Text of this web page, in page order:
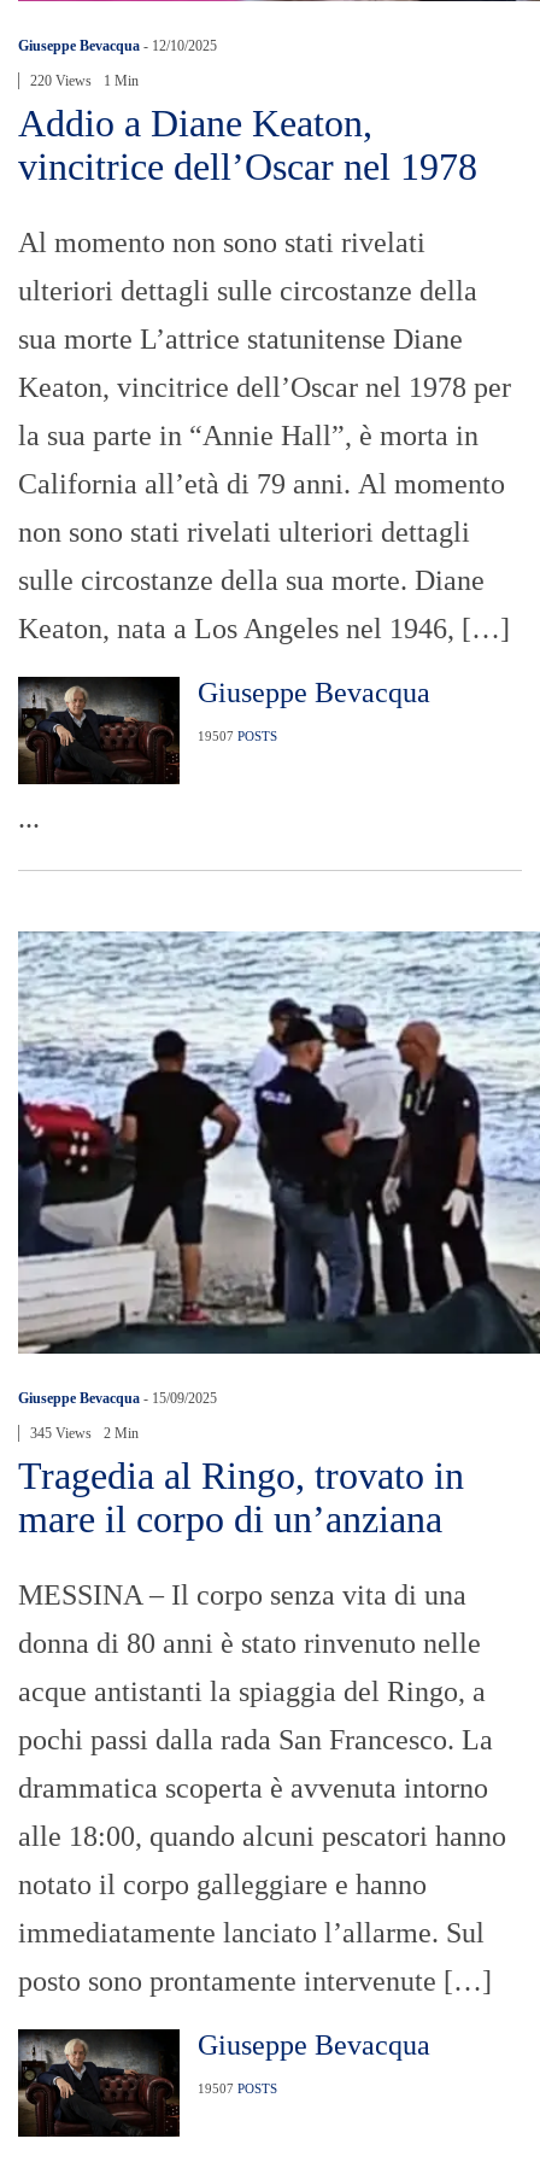
Giuseppe Bevacqua - 12/10/2025
220 Views 1 Min
Addio a Diane Keaton,
vincitrice dell’Oscar nel 1978
Al momento non sono stati rivelati
ulteriori dettagli sulle circostanze della
sua morte L’attrice statunitense Diane
Keaton, vincitrice dell’Oscar nel 1978 per
la sua parte in “Annie Hall”, è morta in
California all’età di 79 anni. Al momento
non sono stati rivelati ulteriori dettagli
sulle circostanze della sua morte. Diane
Keaton, nata a Los Angeles nel 1946, […]
Giuseppe Bevacqua
19507 POSTS
...
Giuseppe Bevacqua - 15/09/2025
345 Views 2 Min
Tragedia al Ringo, trovato in
mare il corpo di un’anziana​
MESSINA – Il corpo senza vita di una
donna di 80 anni è stato rinvenuto nelle
acque antistanti la spiaggia del Ringo, a
pochi passi dalla rada San Francesco. La
drammatica scoperta è avvenuta intorno
alle 18:00, quando alcuni pescatori hanno
notato il corpo galleggiare e hanno
immediatamente lanciato l’allarme.​ Sul
posto sono prontamente intervenute […]
Giuseppe Bevacqua
19507 POSTS